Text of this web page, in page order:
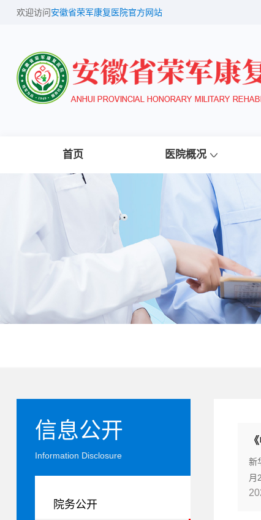
欢迎访问安徽省荣军康复医院官方网站
首页 医院概况
信息公开
Information Disclosure
院务公开
新
月